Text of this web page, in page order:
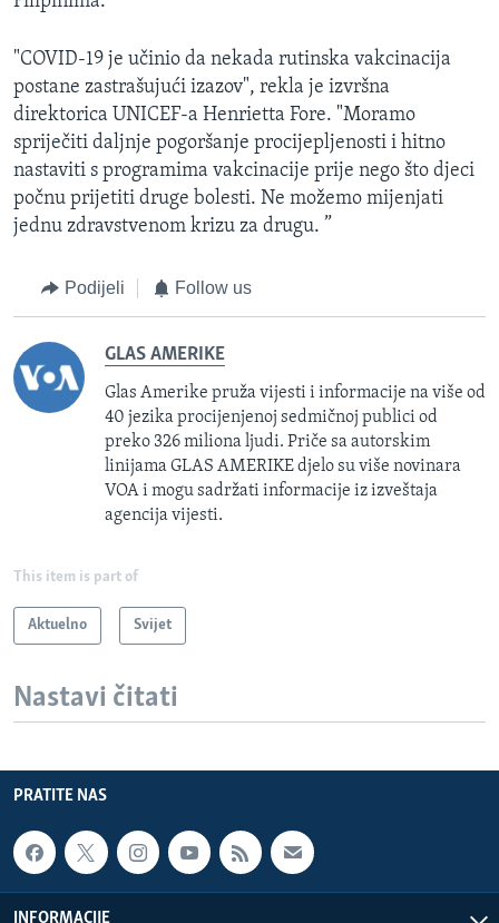
"COVID-19 je učinio da nekada rutinska vakcinacija
postane zastrašujući izazov", rekla je izvršna
direktorica UNICEF-a Henrietta Fore. "Moramo
spriječiti daljnje pogoršanje procijepljenosti i hitno
nastaviti s programima vakcinacije prije nego što djeci
počnu prijetiti druge bolesti. Ne možemo mijenjati
jednu zdravstvenom krizu za drugu. ”
Podijeli Follow us
GLAS AMERIKE
Glas Amerike pruža vijesti i informacije na više od
40 jezika procijenjenoj sedmičnoj publici od
preko 326 miliona ljudi. Priče sa autorskim
linijama GLAS AMERIKE djelo su više novinara
VOA i mogu sadržati informacije iz izveštaja
agencija vijesti.
This item is part of
Aktuelno Svijet
Nastavi čitati
PRATITE NAS
INFORMACIJE